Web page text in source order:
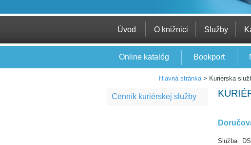
Úvod O knižnici Služby
Online katalóg Bookport
Hlavná stránka> Kuriérska
Cenník kuriérskej služby
Služba